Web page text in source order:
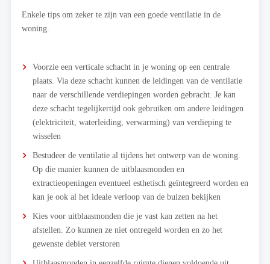
Enkele tips om zeker te zijn van een goede ventilatie in de
woning.
Voorzie een verticale schacht in je woning op een centrale
plaats. Via deze schacht kunnen de leidingen van de ventilatie
naar de verschillende verdiepingen worden gebracht. Je kan
deze schacht tegelijkertijd ook gebruiken om andere leidingen
(elektriciteit, waterleiding, verwarming) van verdieping te
wisselen
Bestudeer de ventilatie al tijdens het ontwerp van de woning.
Op die manier kunnen de uitblaasmonden en
extractieopeningen eventueel esthetisch geïntegreerd worden en
kan je ook al het ideale verloop van de buizen bekijken
Kies voor uitblaasmonden die je vast kan zetten na het
afstellen. Zo kunnen ze niet ontregeld worden en zo het
gewenste debiet verstoren